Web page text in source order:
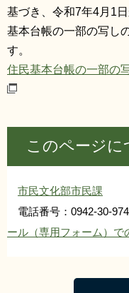
RSS
サイトについて
基づき、令和7年4月1
基本台帳の一部の写し
す。
住民基本台帳の一部の
このページに
市民文化部市民課
電話番号：0942-30-
ール（専用フォーム）で